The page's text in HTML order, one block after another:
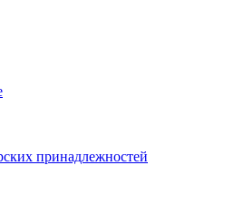
принадлежностей